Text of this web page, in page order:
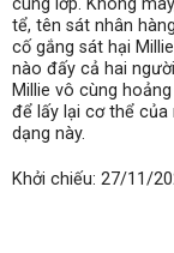
cùng lớp. Không
tể, tên sát nhân
cố gắng sát hại
nào đấy cả hai
Millie vô cùng
để lấy lại cơ thể
dạng này.
Khởi chiếu: 27/11/